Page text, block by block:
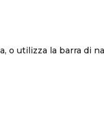
o utilizza la barra di